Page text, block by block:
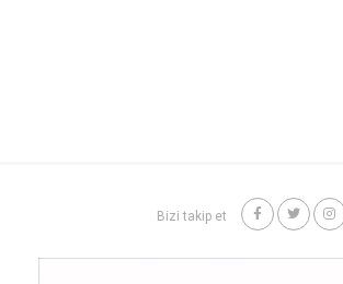
Bizi takip et